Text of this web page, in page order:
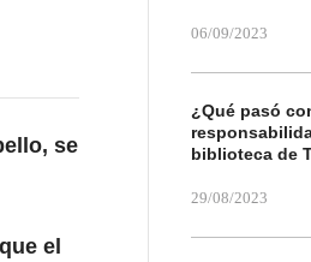
se
el
06/09/2023
¿Qué pasó
biblioteca de
29/08/2023